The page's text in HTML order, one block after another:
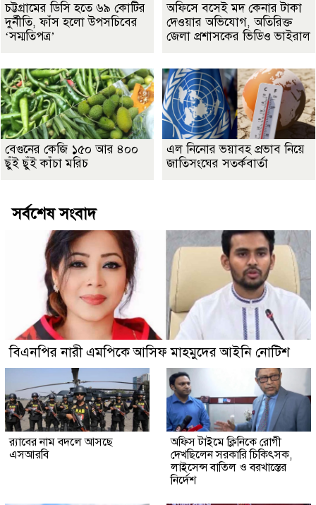
চট্টগ্রামের ডিসি হতে ৬৯ কোটির
দুর্নীতি, ফাঁস হলো উপসচিবের
‘সম্মতিপত্র’
অফিসে বসেই মদ কেনার টাকা
দেওয়ার অভিযোগ, অতিরিক্ত
জেলা প্রশাসকের ভিডিও ভাইরাল
বেগুনের কেজি ১৫০ আর ৪০০
ছুঁই ছুঁই কাঁচা মরিচ
এল নিনোর ভয়াবহ প্রভাব নিয়ে
জাতিসংঘের সতর্কবার্তা
সর্বশেষ সংবাদ
বিএনপির নারী এমপিকে আসিফ মাহমুদের আইনি নোটিশ
র‍্যাবের নাম বদলে আসছে
এসআরবি
অফিস টাইমে ক্লিনিকে রোগী
দেখছিলেন সরকারি চিকিৎসক,
লাইসেন্স বাতিল ও বরখাস্তের
নির্দেশ